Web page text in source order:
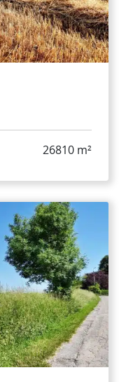
26810 m²